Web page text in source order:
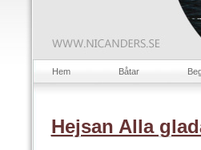
Hem Båtar
Hejsan Alla